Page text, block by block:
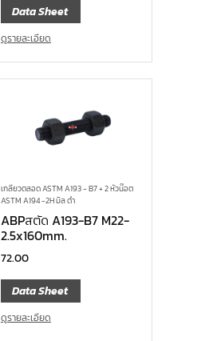
Data Sheet
ดูรายละเอียด
เกลียวตลอด ASTM A193 - B7 + 2 หัวน๊อต
ASTM A194 -2H มิล ดำ
ABPสตัด A193-B7 M22-
2.5x160mm.
72.00
Data Sheet
ดูรายละเอียด